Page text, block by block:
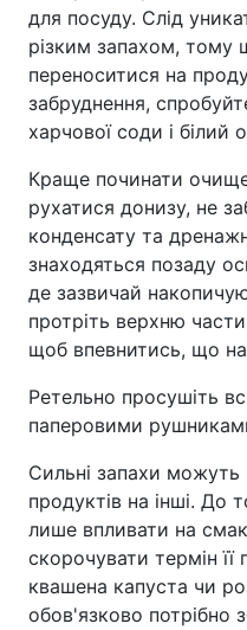
для посуду. Слід
різким запахом,
переноситися на
забруднення,
харчової соди і білий
Краще починати
рухатися донизу, не
конденсату та
знаходяться позаду
де зазвичай
протріть верхню
щоб впевнитись, що
Ретельно просушіть
паперовими
Сильні запахи
продуктів на інші.
лише впливати на
скорочувати термін
квашена капуста чи
обов'язково потрібно